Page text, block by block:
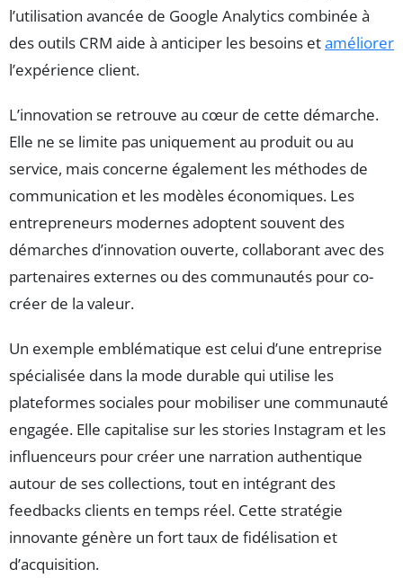
l’utilisation avancée de Google Analytics combinée à
des outils CRM aide à anticiper les besoins etaméliorer
l’expérience client.
L’innovation se retrouve au cœur de cette démarche.
Elle ne se limite pas uniquement au produit ou au
service, mais concerne également les méthodes de
communication et les modèles économiques. Les
entrepreneurs modernes adoptent souvent des
démarches d’innovation ouverte, collaborant avec des
partenaires externes ou des communautés pour co-
créer de la valeur.
Un exemple emblématique est celui d’une entreprise
spécialisée dans la mode durable qui utilise les
plateformes sociales pour mobiliser une communauté
engagée. Elle capitalise sur les stories Instagram et les
influenceurs pour créer une narration authentique
autour de ses collections, tout en intégrant des
feedbacks clients en temps réel. Cette stratégie
innovante génère un fort taux de fidélisation et
d’acquisition.